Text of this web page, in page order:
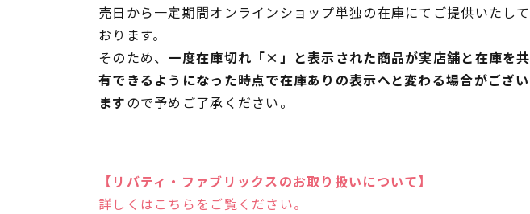
売日から一定期間オンラインショップ単独の在庫にてご提供いたして
おります。
そのため、 一度在庫切れ「×」と表示された商品が実店舗と在庫を共
有できるようになった時点で在庫ありの表示へと変わる場合がござい
ますので予めご了承ください。
【リバティ・ファブリックスのお取り扱いについて】
詳しくはこちらをご覧ください。